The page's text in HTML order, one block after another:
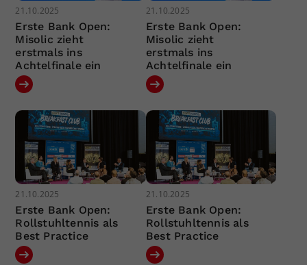
21.10.2025
Erste Bank Open:
Misolic zieht
erstmals ins
Achtelfinale ein
21.10.2025
Erste Bank Open:
Misolic zieht
erstmals ins
Achtelfinale ein
21.10.2025
Erste Bank Open:
Rollstuhltennis als
Best Practice
21.10.2025
Erste Bank Open:
Rollstuhltennis als
Best Practice